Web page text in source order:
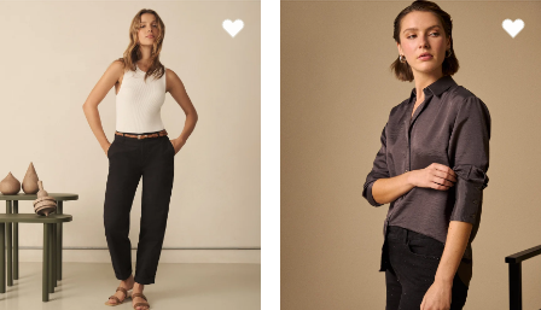
Pantalón elegante bota recta para mujer - Negro
Favoritos
Camisa Gris Textura Premium